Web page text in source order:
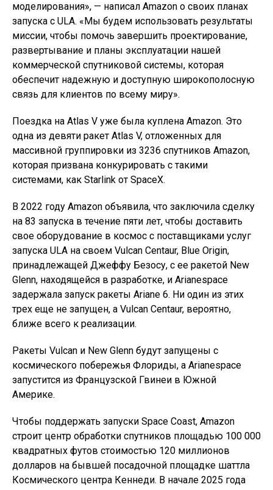
моделирования», — написал Amazon о своих планах
запуска с ULA. «Мы будем использовать результаты
миссии, чтобы помочь завершить проектирование,
развертывание и планы эксплуатации нашей
коммерческой спутниковой системы, которая
обеспечит надежную и доступную широкополосную
связь для клиентов по всему миру».
Поездка на Atlas V уже была куплена Amazon. Это
одна из девяти ракет Atlas V, отложенных для
массивной группировки из 3236 спутников Amazon,
которая призвана конкурировать с такими
системами, как Starlink от SpaceX.
В 2022 году Amazon объявила, что заключила сделку
на 83 запуска в течение пяти лет, чтобы доставить
свое оборудование в космос с поставщиками услуг
запуска ULA на своем Vulcan Centaur, Blue Origin,
принадлежащей Джеффу Безосу, с ее ракетой New
Glenn, находящейся в разработке, и Arianespace
задержала запуск ракеты Ariane 6. Ни один из этих
трех еще не запущен, а Vulcan Centaur, вероятно,
ближе всего к реализации.
Ракеты Vulcan и New Glenn будут запущены с
космического побережья Флориды, а Arianespace
запустится из Французской Гвинеи в Южной
Америке.
Чтобы поддержать запуски Space Coast, Amazon
строит центр обработки спутников площадью 100 000
квадратных футов стоимостью 120 миллионов
долларов на бывшей посадочной площадке шаттла
Космического центра Кеннеди. В начале 2025 года